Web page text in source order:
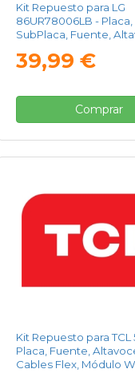
Kit Repuesto para LG
86UR78006LB - Placa,
SubPlaca, Fuente,
Receptor IR
39,99 €
Comprar
Kit Repuesto para TCL
Placa, Fuente,
Cables Flex, Módulo